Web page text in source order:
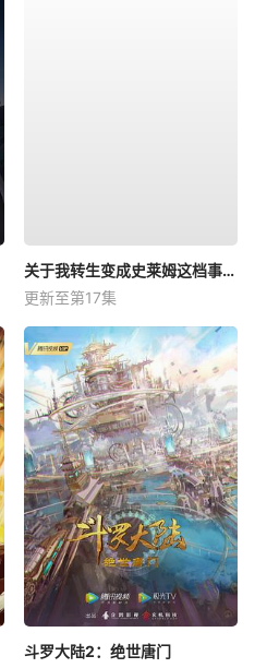
关于我转生变成史莱姆这档事第四季
更新至第17集
斗罗大陆2：绝世唐门